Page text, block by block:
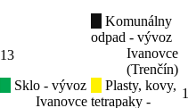
13
Sklo - vývoz
Ivanovce
Komunálny
odpad - vývoz
Ivanovce
(Trenčín)
Plasty, kovy,
tetrapaky -